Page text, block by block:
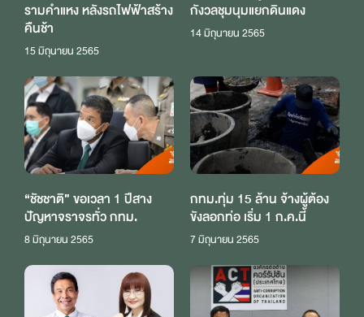
รามคำแหง หลังรถไฟฟ้าสร้าง
คืนช้า
15 มิถุนายน 2565
กังวลชุมนุมแยกดินแดง
14 มิถุนายน 2565
“ชัชชาติ” ขอเวลา 1 ปีสาง
ปัญหาจราจรทั่ว กทม.
8 มิถุนายน 2565
กทม.ทุ่ม 15 ล้าน จ้างผู้ต้อง
ขังลอกท่อ เริ่ม 1 ก.ค.นี้
7 มิถุนายน 2565